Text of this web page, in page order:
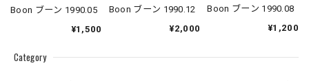
Category
Boon ブーン 1990.05
¥1,500
Boon ブーン 1990.12
¥2,000
Boon ブーン 1990.08
¥1,200